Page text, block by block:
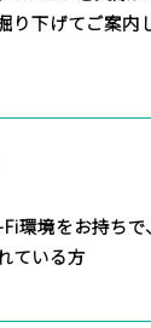
り下げてご案内
環境をお持ち
ている方